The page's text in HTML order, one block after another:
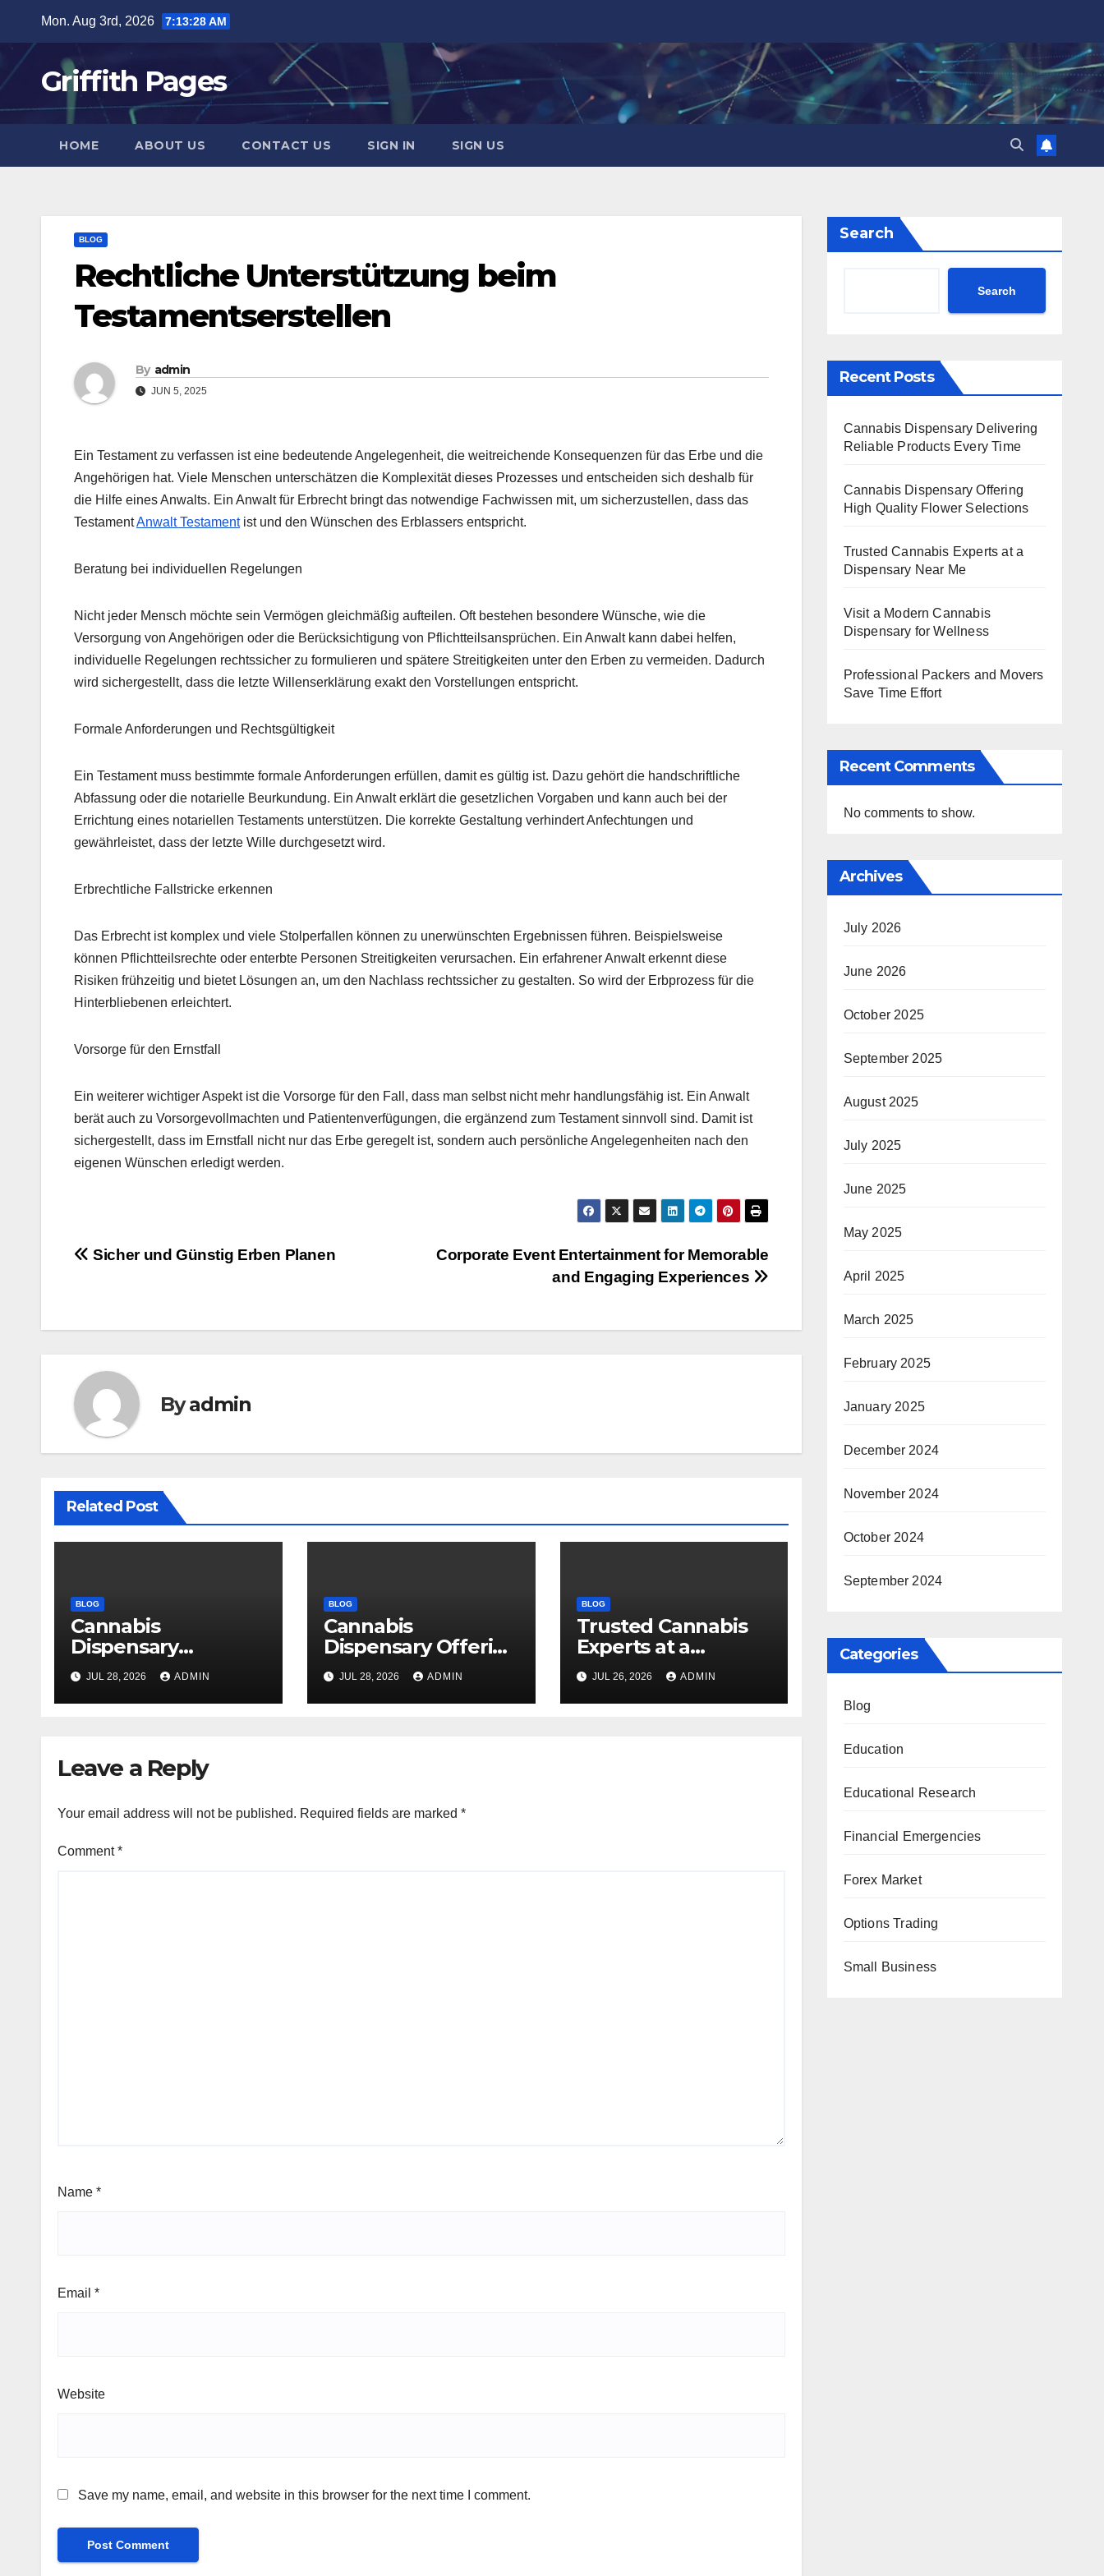
content
Mon. Aug 3rd, 2026 7:13:29 AM
Griffith Pages
HOME ABOUT US CONTACT US SIGN IN SIGN US
BLOG
Rechtliche Unterstützung beim
Testamentserstellen
By admin
JUN 5, 2025
Ein Testament zu verfassen ist eine bedeutende Angelegenheit, die weitreichende Konsequenzen für das Erbe und die
Angehörigen hat. Viele Menschen unterschätzen die Komplexität dieses Prozesses und entscheiden sich deshalb für
die Hilfe eines Anwalts. Ein Anwalt für Erbrecht bringt das notwendige Fachwissen mit, um sicherzustellen, dass das
TestamentAnwalt Testamentist und den Wünschen des Erblassers entspricht.
Beratung bei individuellen Regelungen
Nicht jeder Mensch möchte sein Vermögen gleichmäßig aufteilen. Oft bestehen besondere Wünsche, wie die
Versorgung von Angehörigen oder die Berücksichtigung von Pflichtteilsansprüchen. Ein Anwalt kann dabei helfen,
individuelle Regelungen rechtssicher zu formulieren und spätere Streitigkeiten unter den Erben zu vermeiden. Dadurch
wird sichergestellt, dass die letzte Willenserklärung exakt den Vorstellungen entspricht.
Formale Anforderungen und Rechtsgültigkeit
Ein Testament muss bestimmte formale Anforderungen erfüllen, damit es gültig ist. Dazu gehört die handschriftliche
Abfassung oder die notarielle Beurkundung. Ein Anwalt erklärt die gesetzlichen Vorgaben und kann auch bei der
Errichtung eines notariellen Testaments unterstützen. Die korrekte Gestaltung verhindert Anfechtungen und
gewährleistet, dass der letzte Wille durchgesetzt wird.
Erbrechtliche Fallstricke erkennen
Das Erbrecht ist komplex und viele Stolperfallen können zu unerwünschten Ergebnissen führen. Beispielsweise
können Pflichtteilsrechte oder enterbte Personen Streitigkeiten verursachen. Ein erfahrener Anwalt erkennt diese
Risiken frühzeitig und bietet Lösungen an, um den Nachlass rechtssicher zu gestalten. So wird der Erbprozess für die
Hinterbliebenen erleichtert.
Vorsorge für den Ernstfall
Ein weiterer wichtiger Aspekt ist die Vorsorge für den Fall, dass man selbst nicht mehr handlungsfähig ist. Ein Anwalt
berät auch zu Vorsorgevollmachten und Patientenverfügungen, die ergänzend zum Testament sinnvoll sind. Damit ist
sichergestellt, dass im Ernstfall nicht nur das Erbe geregelt ist, sondern auch persönliche Angelegenheiten nach den
eigenen Wünschen erledigt werden.
Post
Corporate Event Entertainment for Memorable
and Engaging Experiences
Sicher und Günstig Erben Planen
Byadmin
Related Post
BLOG
Cannabis
Dispensary
Delivering Reliable
Products Every
Time
JUL 28, 2026 ADMIN
BLOG
Cannabis
Dispensary Offering
High Quality Flower
Selections
JUL 28, 2026 ADMIN
BLOG
Trusted Cannabis
Experts at a
Dispensary Near Me
JUL 26, 2026 ADMIN
Leave a Reply
Your email address will not be published. Required fields are marked *
Comment*
Name *
Email *
Website
Save my name, email, and website in this browser for the next time I comment.
Search
Search
Recent Posts
Cannabis Dispensary Delivering
Reliable Products Every Time
Cannabis Dispensary Offering
High Quality Flower Selections
Trusted Cannabis Experts at a
Dispensary Near Me
Visit a Modern Cannabis
Dispensary for Wellness
Professional Packers and Movers
Save Time Effort
Recent Comments
No comments to show.
Archives
July 2026
June 2026
October 2025
September 2025
August 2025
July 2025
June 2025
May 2025
April 2025
March 2025
February 2025
January 2025
December 2024
November 2024
October 2024
September 2024
Categories
Blog
Education
Educational Research
Financial Emergencies
Forex Market
Options Trading
Small Business